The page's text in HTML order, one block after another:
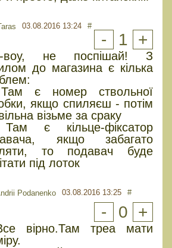
03.08.2016 13:24 #
- 1 +
воу, не поспішай! З
до магазина є кілька
є номер ствольної
якщо спиляєш - потім
візьме за сраку
є кільце-фіксатор
якщо забагато
то подавач буде
під лоток
Podanenko 03.08.2016 13:25 #
- 0 +
вірно.Там треа мати